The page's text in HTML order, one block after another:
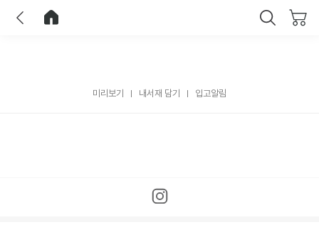
미리보기 내서재 담기 입고알림